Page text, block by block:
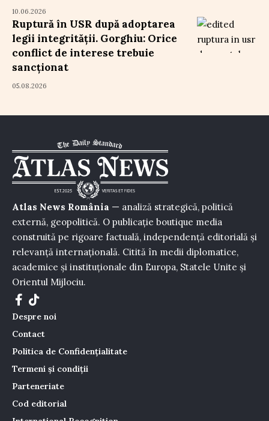
10.06.2026
Ruptură în USR după adoptarea
legii integrității. Gorghiu: Orice
conflict de interese trebuie
sancționat
05.08.2026
Atlas News România — analiză strategică, politică
externă, geopolitică. O publicație boutique media
construită pe rigoare factuală, independență editorială și
relevanță internațională. Citită în medii diplomatice,
academice și instituționale din Europa, Statele Unite și
Orientul Mijlociu.
Despre noi
Contact
Politica de Confidențialitate
Termeni și condiții
Parteneriate
Cod editorial